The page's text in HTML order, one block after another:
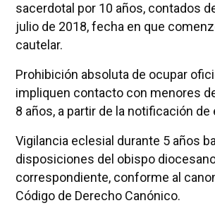
sacerdotal por 10 años, contados
julio de 2018, fecha en que
cautelar.
Prohibición absoluta de ocupar
impliquen contacto con menores
8 años, a partir de la notificación
Vigilancia eclesial durante 5 años
disposiciones del obispo
correspondiente, conforme al
Código de Derecho Canónico.